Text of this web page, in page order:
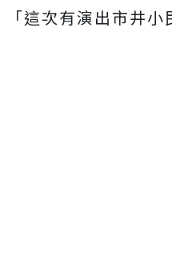
「這次有演出市井小